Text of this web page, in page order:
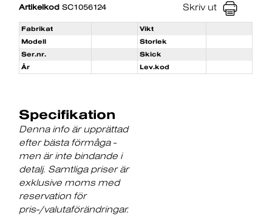
Artikelkod SC1056124 Skriv ut
Fabrikat
Vikt
Modell
Storlek
Ser.nr.
Skick
År
Lev.kod
Specifikation
Denna info är upprättad
efter bästa förmåga -
men är inte bindande i
detalj. Samtliga priser är
exklusive moms med
reservation för
pris-/valutaförändringar.